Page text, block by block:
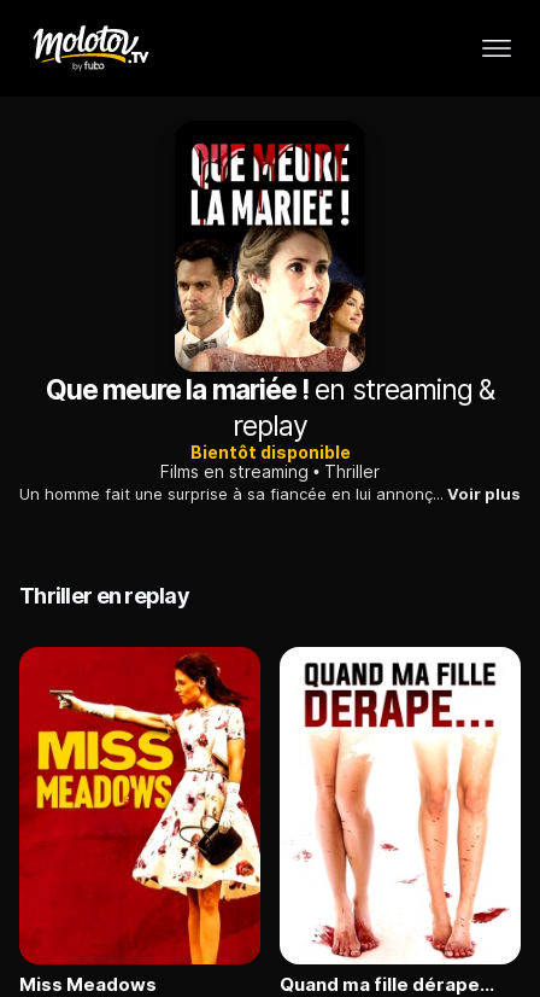
Que meure la mariée ! en streaming &
replay
Bientôt disponible
Films en streaming
Thriller
Un homme fait une surprise à sa fiancée en lui annonçant que leur mariage est prévu la semaine suivante dans la propriété familiale. La jeune femme se méfie. Voir plus
Thriller en replay
Miss Meadows Quand ma fille dérape...